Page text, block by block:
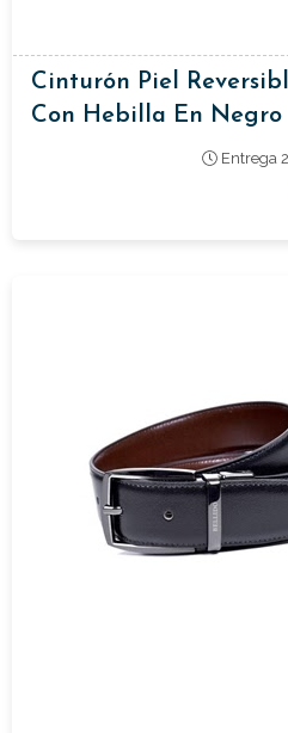
Cinturón Piel
Con Hebilla En Negro
Entrega